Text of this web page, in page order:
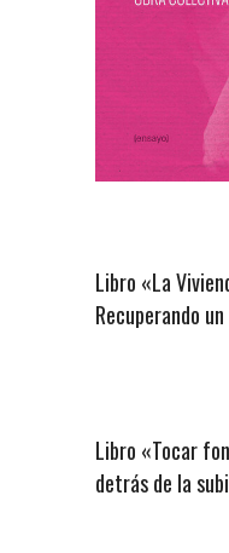
Libro «La
Recuperando
Libro «Tocar
detrás de la